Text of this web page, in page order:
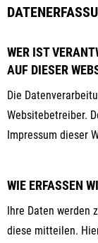
WER IST
AUF DIESER
Die
Websitebetreiber.
Impressum dieser
WIE ERFASSEN
Ihre Daten werden
diese mitteilen.